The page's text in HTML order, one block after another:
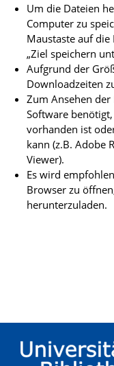
Um die Dateien
Computer zu
Maustaste auf
„Ziel speichern
Aufgrund der
Downloadzeiten
Zum Ansehen
Software
vorhanden ist
kann (z.B. Adobe
Viewer).
Es wird
Browser zu
herunterzuladen.